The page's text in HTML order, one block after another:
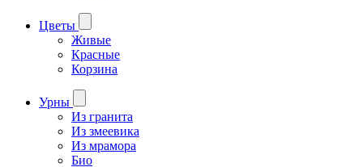
Цветы
Живые
Красные
Корзина
Урны
Из гранита
Из змеевика
Из мрамора
Био